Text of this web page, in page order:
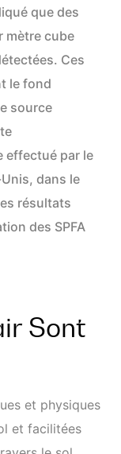
que des
mètre cube
Ces
le fond
source
effectué par le
dans le
résultats
des SPFA
Sont
et physiques
et facilitées